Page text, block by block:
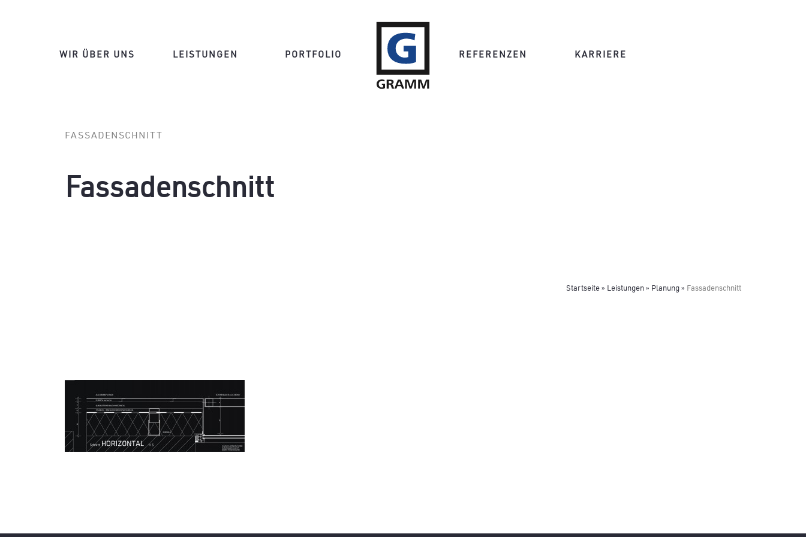
WIR ÜBER UNS LEISTUNGEN PORTFOLIO REFERENZEN KARRIERE
FASSADENSCHNITT
Fassadenschnitt
Startseite» Leistungen» Planung» Fassadenschnitt